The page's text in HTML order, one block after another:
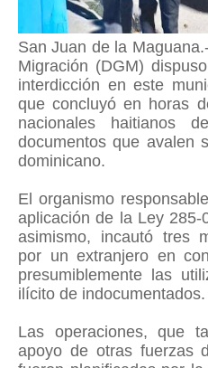
San Juan de la
Migración (DGM)
interdicción en este
que concluyó en horas
nacionales haitianos
documentos que avalen
dominicano.
El organismo
aplicación de la Ley
asimismo, incautó tres
por un extranjero en
presumiblemente las
ilícito de indocumentados.
Las operaciones, que
apoyo de otras fuerzas